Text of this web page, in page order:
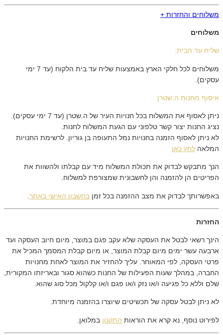
משלוחים והחזרות +
משלוחים
שליח עד הבית:
משלוחים לכל חלקי הארץ באמצעות שליח עד בית הלקוח (עד 7 ימי
עסקים).
איסוף מחנות ה.שטרן
ניתן לאסוף את המשלוח בכל חנויות העיר של ה.שטרן (עד 7 ימי עסקים).
נציג החנות יצור קשר טלפוני עם הגעת המשלוח לחנות.
לא ניתן לאסוף הזמנה בחנויות נמל התעופה בן גוריון. לרשימת החנויות
המלאה לחץ כאן
הנך מתבקש לבדוק את תכולת המשלוח מיד עם קבלתו ולהשוות את
הפריטים הן להזמנה והן לחשבונית שמצורפת למשלוח.
באפשרותך לבדוק את מצב ההזמנה בכל זמן בחשבון האישי באתר
החזרות
הינך רשאי לבטל את העסקה שלא עקב פגם במוצר, מיום חיוב העסקה ועד
ארבעה עשר ימים מיום קבלת המוצר, או מיום קבלת המסמך המכיל את
פרטי העסקה, לפי המאוחר. עליך להחזיר את המוצר לאחת מחנויות
החברה, במהלך שעות הפעילות של החנות כשהוא סגור ובאריזתו המקורית,
שלם וללא כל פגיעה ו/או נזק ו/או פגם ו/או קלקול מכל סוג שהוא.
לא ניתן לבטל עסקה של תכשיטים שיוצרו בהזמנה מיוחדת.
לפירוט נוסף, נא קרא את הוראות התקנון במלואן.